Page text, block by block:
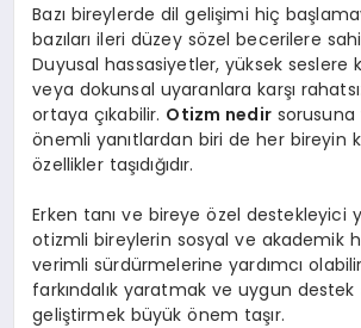
Bazı bireylerde dil gelişimi hiç
bazıları ileri düzey sözel becerilere
Duyusal hassasiyetler, yüksek seslere
veya dokunsal uyaranlara karşı
ortaya çıkabilir. Otizm nedirsorusuna
önemli yanıtlardan biri de her bireyin
özellikler taşıdığıdır.
Erken tanı ve bireye özel destekleyici
otizmli bireylerin sosyal ve akademik
verimli sürdürmelerine yardımcı
farkındalık yaratmak ve uygun
geliştirmek büyük önem taşır.